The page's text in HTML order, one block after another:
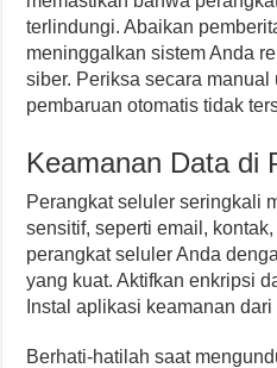
terlindungi. Abaikan
meninggalkan sistem Anda
siber. Periksa secara
pembaruan otomatis tidak
Keamanan Data di
Perangkat seluler seringkali
sensitif, seperti email,
perangkat seluler Anda
yang kuat. Aktifkan enkripsi
Instal aplikasi keamanan
Berhati-hatilah saat